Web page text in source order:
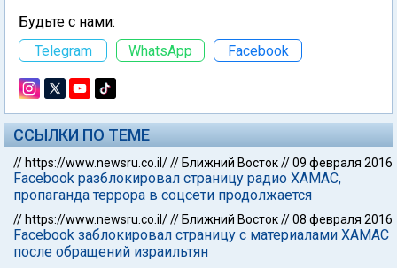
Будьте с нами:
Telegram
WhatsApp Facebook
ССЫЛКИ ПО ТЕМЕ
// https://www.newsru.co.il/// Ближний Восток//09 февраля 2016
Facebook разблокировал страницу радио ХАМАС,
пропаганда террора в соцсети продолжается
// https://www.newsru.co.il/// Ближний Восток//08 февраля 2016
Facebook заблокировал страницу с материалами ХАМАС
после обращений израильтян